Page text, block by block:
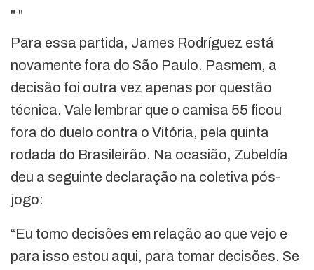
" "
Para essa partida, James Rodríguez está
novamente fora do São Paulo. Pasmem, a
decisão foi outra vez apenas por questão
técnica. Vale lembrar que o camisa 55 ficou
fora do duelo contra o Vitória, pela quinta
rodada do Brasileirão. Na ocasião, Zubeldía
deu a seguinte declaração na coletiva pós-
jogo:
“Eu tomo decisões em relação ao que vejo e
para isso estou aqui, para tomar decisões. Se